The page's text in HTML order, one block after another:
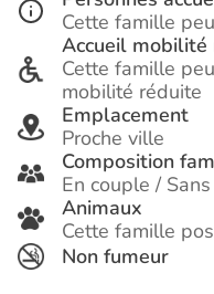
Cette famille
Accueil mobilité
Cette famille
mobilité réduite
Emplacement
Proche ville
Composition
En couple /
Animaux
Cette famille
Non fumeur